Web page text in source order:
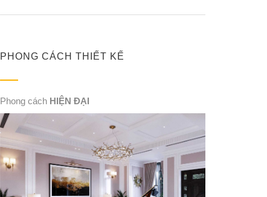
PHONG CÁCH THIẾT KẾ
Phong cách HIỆN ĐẠI